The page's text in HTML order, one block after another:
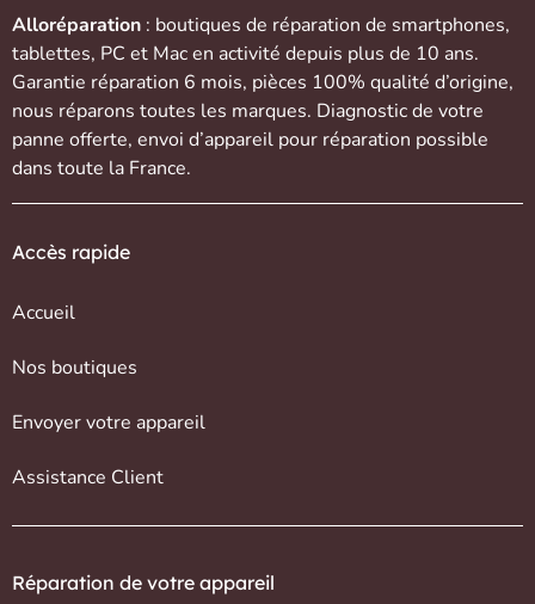
Alloréparation : boutiques de réparation de smartphones,
tablettes, PC et Macen activité depuis plus de 10 ans.
Garantie réparation 6 mois, pièces 100% qualité d’origine,
nous réparons toutes les marques. Diagnostic de votre
panne offerte, envoi d’appareil pour réparation possible
dans toute la France.
Accès rapide
Accueil
Nos boutiques
Envoyer votre appareil
Assistance Client
Réparation de votre appareil